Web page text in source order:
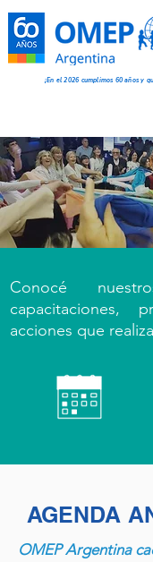
¡En el 2026 cumplimos 60 años y
AGENDA
OMEP Argentina
Conocé
capacitaciones,
acciones que